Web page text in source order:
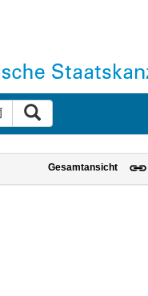
Suche zurücksetzen
Gesamtansicht